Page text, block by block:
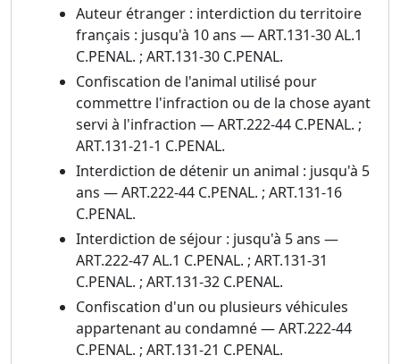
Auteur étranger : interdiction du territoire
français : jusqu'à 10 ans — ART.131-30 AL.1
C.PENAL. ; ART.131-30 C.PENAL.
Confiscation de l'animal utilisé pour
commettre l'infraction ou de la chose ayant
servi à l'infraction — ART.222-44 C.PENAL. ;
ART.131-21-1 C.PENAL.
Interdiction de détenir un animal : jusqu'à 5
ans — ART.222-44 C.PENAL. ; ART.131-16
C.PENAL.
Interdiction de séjour : jusqu'à 5 ans —
ART.222-47 AL.1 C.PENAL. ; ART.131-31
C.PENAL. ; ART.131-32 C.PENAL.
Confiscation d'un ou plusieurs véhicules
appartenant au condamné — ART.222-44
C.PENAL. ; ART.131-21 C.PENAL.